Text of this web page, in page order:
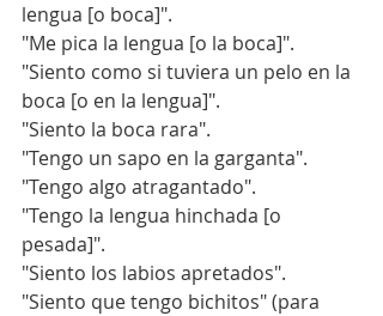
lengua [o boca]".
"Me pica la lengua [o la boca]".
"Siento como si tuviera un pelo en la
boca [o en la lengua]".
"Siento la boca rara".
"Tengo un sapo en la garganta".
"Tengo algo atragantado".
"Tengo la lengua hinchada [o
pesada]".
"Siento los labios apretados".
"Siento que tengo bichitos" (para